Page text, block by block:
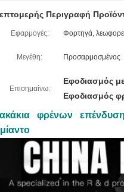
Περιγραφή
Εφαρμογές: Φορτηγά,
Μεγέθη: Προσαρμοσμένος
Επισημαίνω:
Εφοδιασμός
Εφοδιασμός
φρένων